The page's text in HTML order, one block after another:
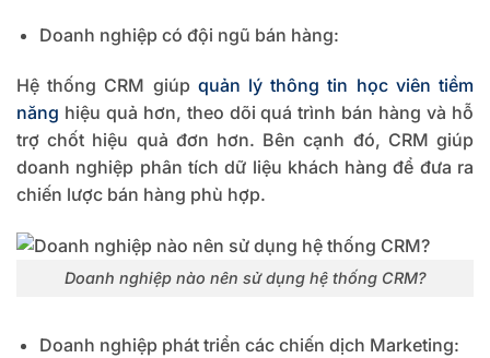
Doanh nghiệp có đội ngũ bán hàng:
Hệ thống CRM giúp quản lý thông tin học viên tiềm
năng hiệu quả hơn, theo dõi quá trình bán hàng và hỗ
trợ chốt hiệu quả đơn hơn. Bên cạnh đó, CRM giúp
doanh nghiệp phân tích dữ liệu khách hàng để đưa ra
chiến lược bán hàng phù hợp.
Doanh nghiệp nào nên sử dụng hệ thống CRM?
Doanh nghiệp phát triển các chiến dịch Marketing: